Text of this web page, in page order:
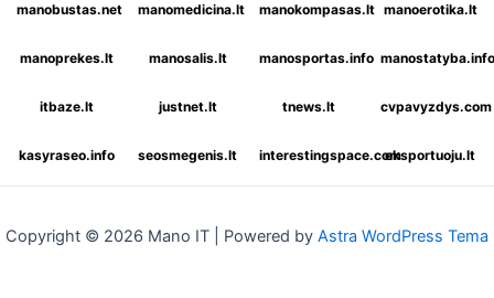
manobustas.net manomedicina.lt manokompasas.lt manoerotika.lt
manoprekes.lt manosalis.lt manosportas.info manostatyba.info
itbaze.lt justnet.lt tnews.lt cvpavyzdys.com
kasyraseo.info seosmegenis.lt interestingspace.comeksportuoju.lt
Copyright © 2026 Mano IT | Powered by Astra WordPress Tema